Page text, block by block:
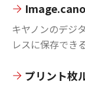
キヤノンのデジ
レスに保存でき
プリント枚